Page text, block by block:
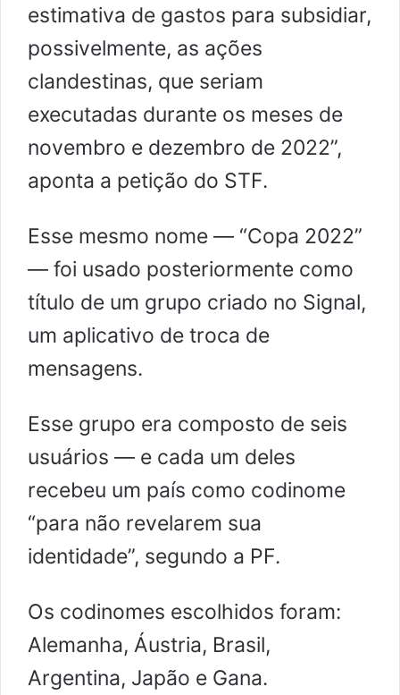
estimativa de gastos para subsidiar,
possivelmente, as ações
clandestinas, que seriam
executadas durante os meses de
novembro e dezembro de 2022”,
aponta a petição do STF.
Esse mesmo nome — “Copa 2022”
— foi usado posteriormente como
título de um grupo criado no Signal,
um aplicativo de troca de
mensagens.
Esse grupo era composto de seis
usuários — e cada um deles
recebeu um país como codinome
“para não revelarem sua
identidade”, segundo a PF.
Os codinomes escolhidos foram:
Alemanha, Áustria, Brasil,
Argentina, Japão e Gana.